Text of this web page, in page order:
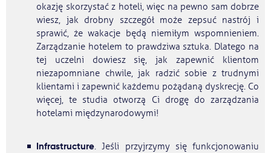
okazję skorzystać z hoteli, więc na pewno sam dobrze
wiesz, jak drobny szczegół może zepsuć nastrój i
sprawić, że wakacje będą niemiłym wspomnieniem.
Zarządzanie hotelem to prawdziwa sztuka. Dlatego na
tej uczelni dowiesz się, jak zapewnić klientom
niezapomniane chwile, jak radzić sobie z trudnymi
klientami i zapewnić każdemu pożądaną dyskrecję. Co
więcej, te studia otworzą Ci drogę do zarządzania
hotelami międzynarodowymi!
Infrastructure. Jeśli przyjrzymy się funkcjonowaniu